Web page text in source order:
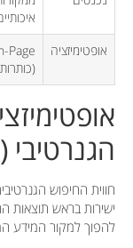
אופטימיזציה
הגנרטיבי (SGE)
ישירות בראש תוצאות
להפוך למקור המידע